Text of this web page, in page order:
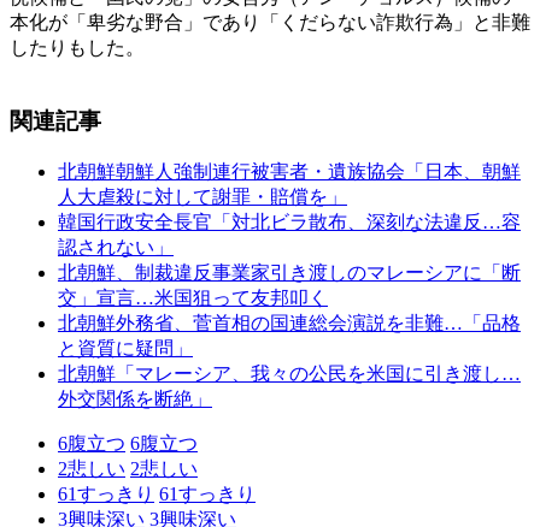
本化が「卑劣な野合」であり「くだらない詐欺行為」と非難
したりもした。
関連記事
北朝鮮朝鮮人強制連行被害者・遺族協会「日本、朝鮮
人大虐殺に対して謝罪・賠償を」
韓国行政安全長官「対北ビラ散布、深刻な法違反…容
認されない」
北朝鮮、制裁違反事業家引き渡しのマレーシアに「断
交」宣言…米国狙って友邦叩く
北朝鮮外務省、菅首相の国連総会演説を非難…「品格
と資質に疑問」
北朝鮮「マレーシア、我々の公民を米国に引き渡し…
外交関係を断絶」
6腹立つ 6腹立つ
2悲しい 2悲しい
61すっきり 61すっきり
3興味深い 3興味深い